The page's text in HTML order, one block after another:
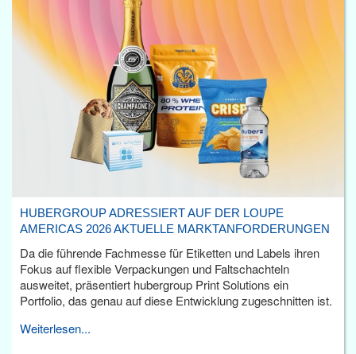
HUBERGROUP ADRESSIERT AUF DER LOUPE
AMERICAS 2026 AKTUELLE MARKTANFORDERUNGEN
Da die führende Fachmesse für Etiketten und Labels ihren
Fokus auf flexible Verpackungen und Faltschachteln
ausweitet, präsentiert hubergroup Print Solutions ein
Portfolio, das genau auf diese Entwicklung zugeschnitten ist.
Weiterlesen...